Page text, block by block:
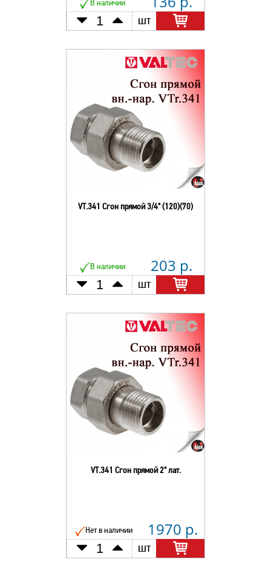
В наличии
шт
VT.341 Сгон прямой 3/4" (120)(70)
В наличии 203 р.
шт
VT.341 Сгон прямой 2" лат.
Нет в наличии 1970 р.
шт